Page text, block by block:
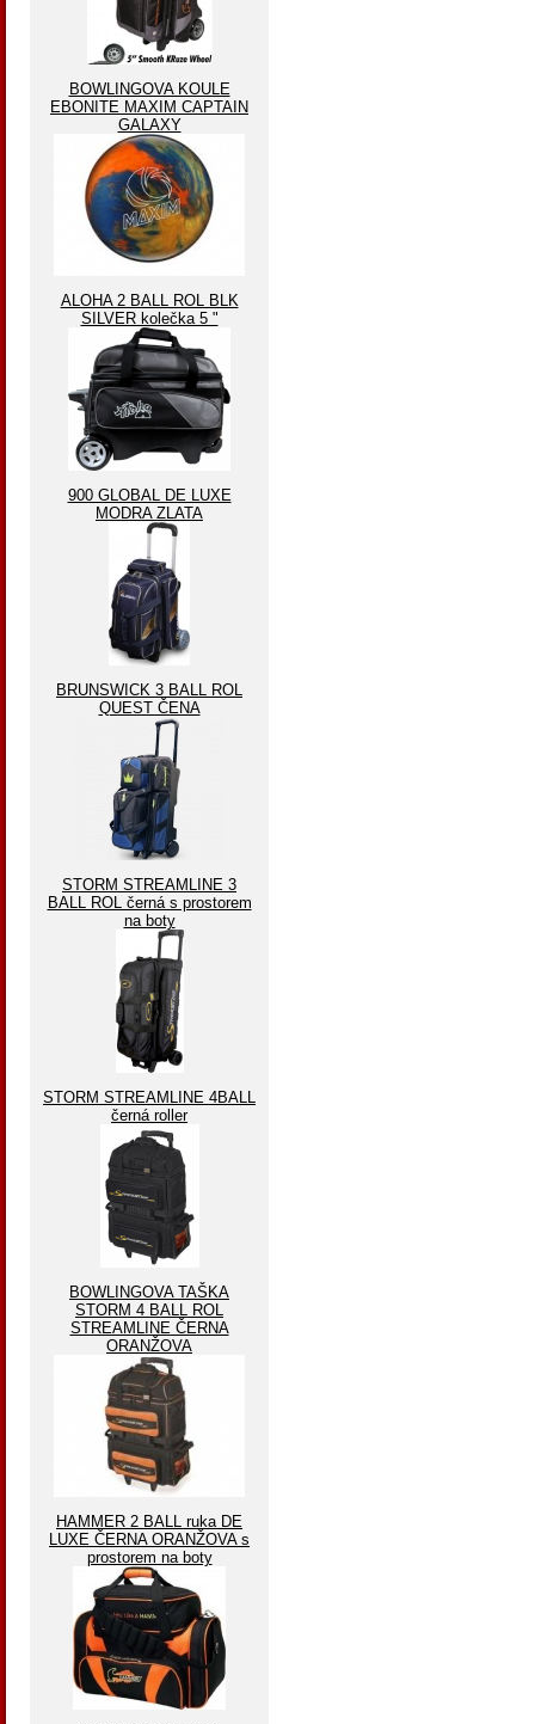
BOWLINGOVA KOULE
EBONITE MAXIM CAPTAIN
GALAXY
ALOHA 2 BALL ROL BLK
SILVER kolečka 5 "
900 GLOBAL DE LUXE
MODRA ZLATA
BRUNSWICK 3 BALL ROL
QUEST ČENA
STORM STREAMLINE 3
BALL ROL černá s prostorem
na boty
STORM STREAMLINE 4BALL
černá roller
BOWLINGOVA TAŠKA
STORM 4 BALL ROL
STREAMLINE ČERNA
ORANŽOVA
HAMMER 2 BALL ruka DE
LUXE ČERNA ORANŽOVA s
prostorem na boty